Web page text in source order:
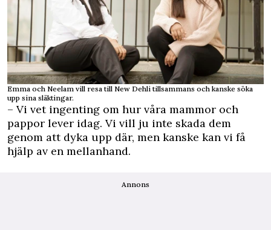
Emma och Neelam vill resa till New Dehli tillsammans och kanske söka
upp sina släktingar.
– Vi vet ingenting om hur våra mammor och
pappor lever idag. Vi vill ju inte skada dem
genom att dyka upp där, men kanske kan vi få
hjälp av en mellanhand.
Annons